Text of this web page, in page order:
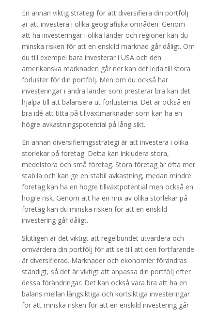
En annan viktig strategi för att diversifiera din portfölj
är att investera i olika geografiska områden. Genom
att ha investeringar i olika länder och regioner kan du
minska risken för att en enskild marknad går dåligt. Om
du till exempel bara investerar i USA och den
amerikanska marknaden går ner kan det leda till stora
förluster för din portfölj. Men om du också har
investeringar i andra länder som presterar bra kan det
hjälpa till att balansera ut förlusterna. Det är också en
bra idé att titta på tillväxtmarknader som kan ha en
högre avkastningspotential på lång sikt.
En annan diversifieringsstrategi är att investera i olika
storlekar på företag. Detta kan inkludera stora,
medelstora och små företag. Stora företag är ofta mer
stabila och kan ge en stabil avkastning, medan mindre
företag kan ha en högre tillväxtpotential men också en
högre risk. Genom att ha en mix av olika storlekar på
företag kan du minska risken för att en enskild
investering går dåligt.
Slutligen är det viktigt att regelbundet utvärdera och
omvärdera din portfölj för att se till att den fortfarande
är diversifierad. Marknader och ekonomier förändras
ständigt, så det är viktigt att anpassa din portfölj efter
dessa förändringar. Det kan också vara bra att ha en
balans mellan långsiktiga och kortsiktiga investeringar
för att minska risken för att en enskild investering går